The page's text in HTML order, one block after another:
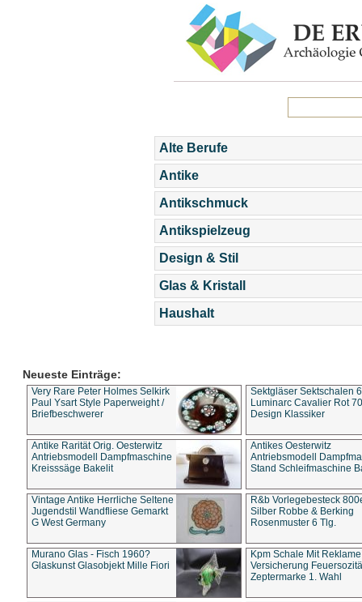
Alte Berufe
Antike
Antikschmuck
Antikspielzeug
Design & Stil
Glas & Kristall
Haushalt
Neueste Einträge:
Very Rare Peter Holmes Selkirk
Paul Ysart Style Paperweight /
Briefbeschwerer
Sektgläser Sektschalen
Luminarc Cavalier Rot
Design Klassiker
Antike Rarität Orig. Oesterwitz
Antriebsmodell Dampfmaschine
Kreisssäge Bakelit
Antikes Oesterwitz
Antriebsmodell
Stand Schleifmaschine
Vintage Antike Herrliche Seltene
Jugendstil Wandfliese Gemarkt
G West Germany
R&b Vorlegebesteck
Silber Robbe & Berking
Rosenmuster 6 Tlg.
Murano Glas - Fisch 1960?
Glaskunst Glasobjekt Mille Fiori
Kpm Schale Mit Reklame
Versicherung
Zeptermarke 1. Wahl